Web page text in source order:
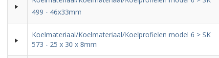
499 - 46x33mm
Koelmateriaal/Koelmateriaal/Koelprofielen model 6 > SK
573 - 25 x 30 x 8mm